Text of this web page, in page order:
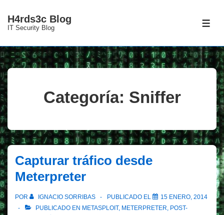
Saltar
contenido
principal
H4rds3c Blog
IT Security Blog
Categoría: Sniffer
Capturar tráfico desde
Meterpreter
POR IGNACIO SORRIBAS PUBLICADO EL
15 ENERO, 2014
PUBLICADO EN METASPLOIT, METERPRETER, POST-